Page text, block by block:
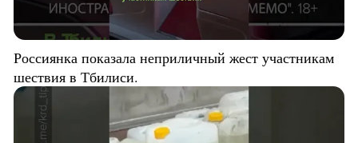
Россиянка показала неприличный жест участникам
шествия в Тбилиси.